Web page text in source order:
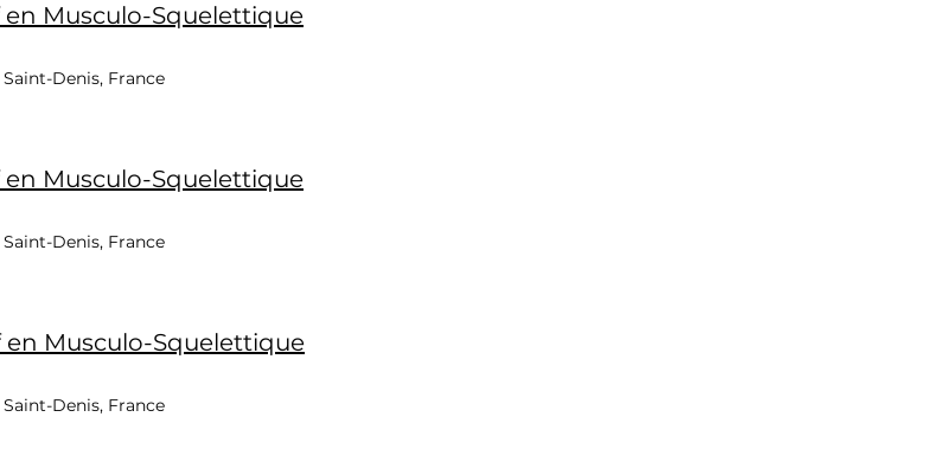
Musculo-Squelettique
Denis, France
Musculo-Squelettique
Denis, France
Musculo-Squelettique
Denis, France